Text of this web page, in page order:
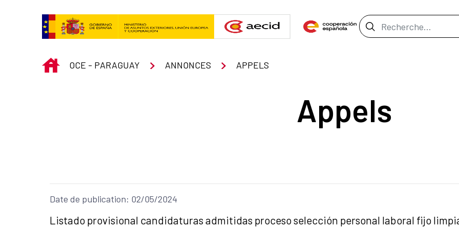
Barre de
INICIO
OCE - PARAGUAY ANNONCES APPELS
Appels
Date de publication: 02/05/2024
Título del anuncio:
Listado provisional candidaturas admitidas proceso selección personal laboral fijo